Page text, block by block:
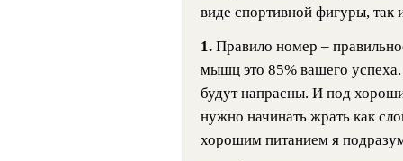
виде спортивной фигуры, так
1. Правило номер –
мышц это 85% вашего
будут напрасны. И под
нужно начинать жрать как
хорошим питанием я